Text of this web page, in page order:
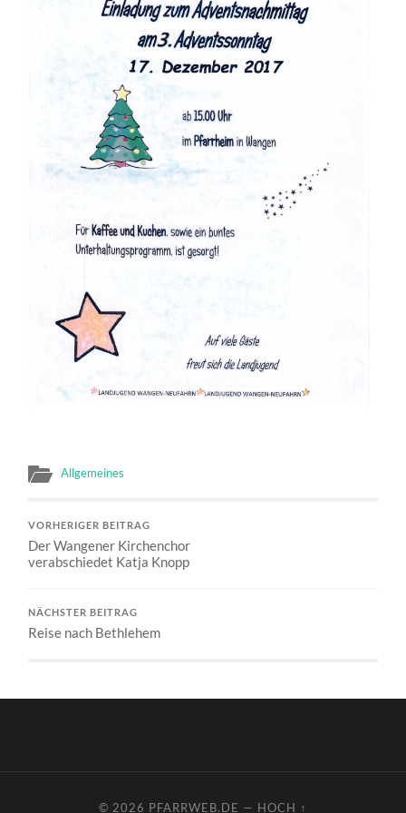
Allgemeines
VORHERIGER BEITRAG
Der Wangener Kirchenchor
verabschiedet Katja Knopp
NÄCHSTER BEITRAG
Reise nach Bethlehem
© 2026 PFARRWEB.DE — HOCH ↑